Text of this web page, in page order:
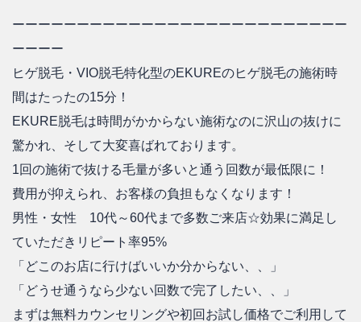
ーーーーーーーーーーーーーーーーーーーーーーーーーー
ーーーー
ヒゲ脱毛・VIO脱毛特化型のEKUREのヒゲ脱毛の施術時
間はたったの15分！
EKURE脱毛は時間がかからない施術なのに沢山の抜けに
驚かれ、そして大変喜ばれております。
1回の施術で抜ける毛量が多いと通う回数が最低限に！
費用が抑えられ、お客様の負担もなくなります！
男性・女性 10代～60代まで多数ご来店☆効果に満足し
ていただきリピート率95%
「どこのお店に行けばいいか分からない、、」
「どうせ通うなら少ない回数で完了したい、、」
まずは無料カウンセリングや初回お試し価格でご利用して